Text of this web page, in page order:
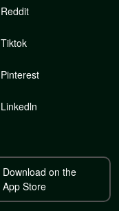
Reddit
Tiktok
Pinterest
Linkedln
Download on the
App Store